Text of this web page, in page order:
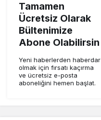
Tamamen
Ücretsiz Olarak
Bültenimize
Abone Olabilirsin
Yeni haberlerden haberdar
olmak için fırsatı kaçırma
ve ücretsiz e-posta
aboneliğini hemen başlat.